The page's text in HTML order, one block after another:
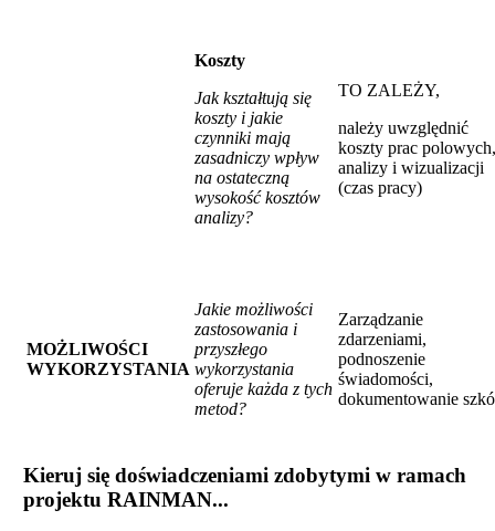
Koszty
Jak kształtują się
koszty i jakie
czynniki mają
zasadniczy wpływ
na ostateczną
wysokość kosztów
analizy?
TO ZALEŻY,
należy uwzględnić
koszty prac polowych,
analizy i wizualizacji
(czas pracy)
MOŻLIWOŚCI
WYKORZYSTANIA
Jakie możliwości
zastosowania i
przyszłego
wykorzystania
oferuje każda z tych
metod?
Zarządzanie
zdarzeniami,
podnoszenie
świadomości,
dokumentowanie
Kieruj się doświadczeniami zdobytymi w ramach
projektu RAINMAN...